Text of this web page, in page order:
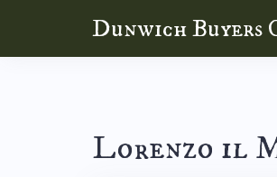
Dunwich Buyers
Lorenzo il